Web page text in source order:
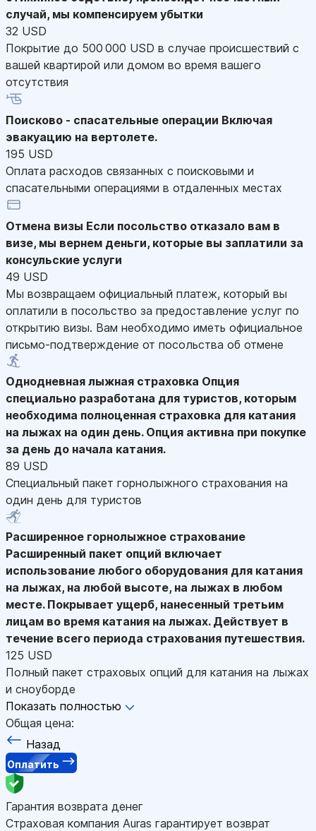
случай, мы компенсируем убытки
32 USD
Покрытие до 500 000 USD в случае происшествий с
вашей квартирой или домом во время вашего
отсутствия
Поисково - спасательные операции Включая
эвакуацию на вертолете.
195 USD
Оплата расходов связанных с поисковыми и
спасательными операциями в отдаленных местах
Отмена визы Если посольство отказало вам в
визе, мы вернем деньги, которые вы заплатили за
консульские услуги
49 USD
Мы возвращаем официальный платеж, который вы
оплатили в посольство за предоставление услуг по
открытию визы. Вам необходимо иметь официальное
письмо-подтверждение от посольства об отмене
Однодневная лыжная страховка Опция
специально разработана для туристов, которым
необходима полноценная страховка для катания
на лыжах на один день. Опция активна при покупке
за день до начала катания.
89 USD
Специальный пакет горнолыжного страхования на
один день для туристов
Расширенное горнолыжное страхование
Расширенный пакет опций включает
использование любого оборудования для катания
на лыжах, на любой высоте, на лыжах в любом
месте. Покрывает ущерб, нанесенный третьим
лицам во время катания на лыжах. Действует в
течение всего периода страхования путешествия.
125 USD
Полный пакет страховых опций для катания на лыжах
и сноуборде
Показать полностью
Общая цена:
Назад
Оплатить
Гарантия возврата денег
Страховая компания Auras гарантирует возврат